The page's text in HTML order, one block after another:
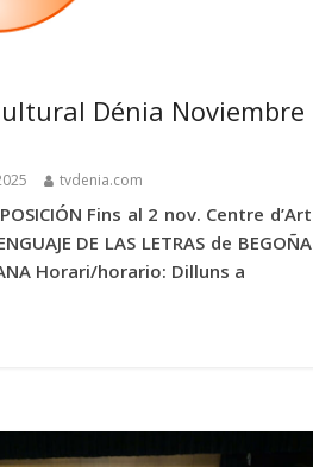
Dénia Noviembre
tvdenia.com
Fins al 2 nov. Centre d’Art
DE LAS LETRAS de BEGOÑA
Horari/horario: Dilluns a